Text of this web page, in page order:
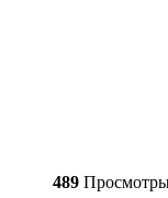
489